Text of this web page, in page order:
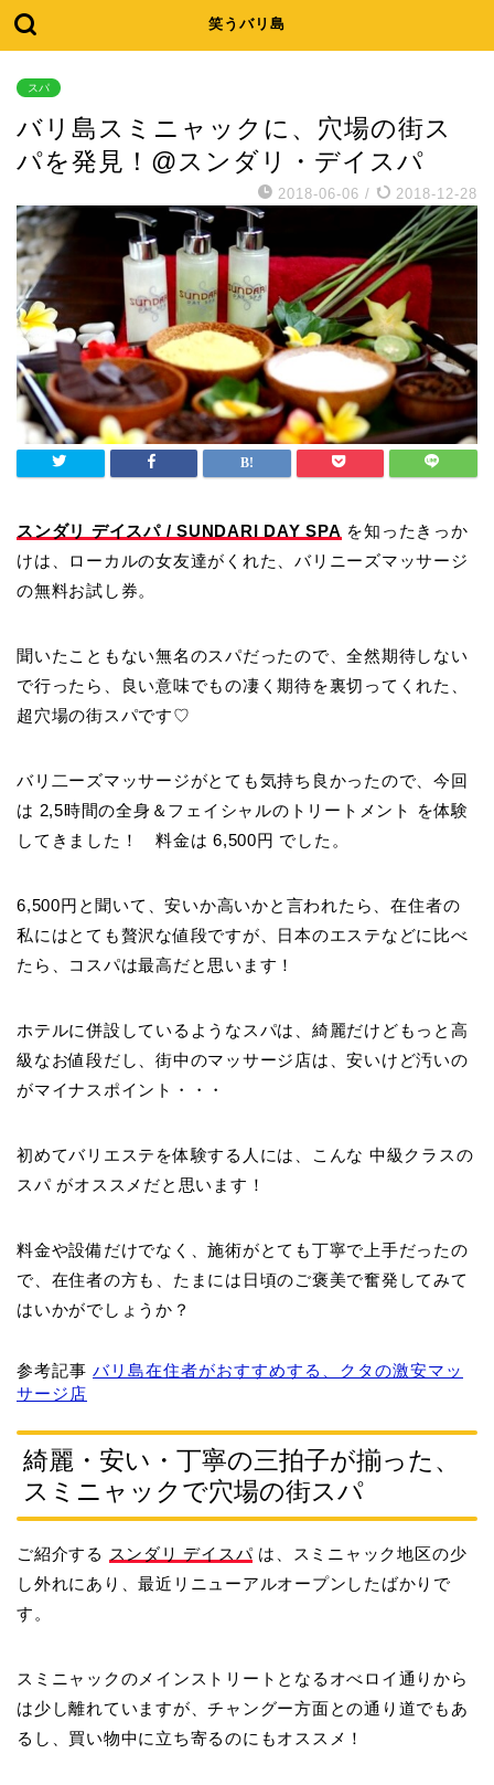
笑うバリ島
スパ
バリ島スミニャックに、穴場の街ス
パを発見！@スンダリ・デイスパ
2018-06-06 / 2018-12-28
スンダリ デイスパ / SUNDARI DAY SPA を知ったきっか
けは、ローカルの女友達がくれた、バリニーズマッサージ
の無料お試し券。
聞いたこともない無名のスパだったので、全然期待しない
で行ったら、良い意味でもの凄く期待を裏切ってくれた、
超穴場の街スパです♡
バリ二ーズマッサージがとても気持ち良かったので、今回
は 2,5時間の全身＆フェイシャルのトリートメント
を体験
してきました！ 料金は6,500円 でした。
6,500円と聞いて、安いか高いかと言われたら、在住者の
私にはとても贅沢な値段ですが、日本のエステなどに比べ
たら、コスパは最高だと思います！
ホテルに併設しているようなスパは、綺麗だけどもっと高
級なお値段だし、街中のマッサージ店は、安いけど汚いの
がマイナスポイント・・・
初めてバリエステを体験する人には、こんな 中級クラスの
スパがオススメだと思います！
料金や設備だけでなく、施術がとても丁寧で上手だったの
で、在住者の方も、たまには日頃のご褒美で奮発してみて
はいかがでしょうか？
参考記事 バリ島在住者がおすすめする、クタの激安マッ
サージ店
綺麗・安い・丁寧の三拍子が揃った、
スミニャックで穴場の街スパ
ご紹介する スンダリ デイスパは、スミニャック地区の少
し外れにあり、最近リニューアルオープンしたばかりで
す。
スミニャックのメインストリートとなるオべロイ通りから
は少し離れていますが、チャングー方面との通り道でもあ
るし、買い物中に立ち寄るのにもオススメ！